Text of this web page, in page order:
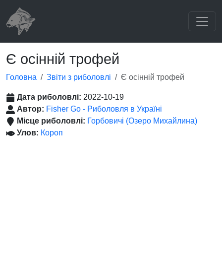
Є осінній трофей
Головна Звіти з риболовлі Є осінній трофей
Дата риболовлі: 2022-10-19
Автор: Fisher Go - Риболовля в Україні
Місце риболовлі: Горбовичі (Озеро Михайлина)
Улов: Короп